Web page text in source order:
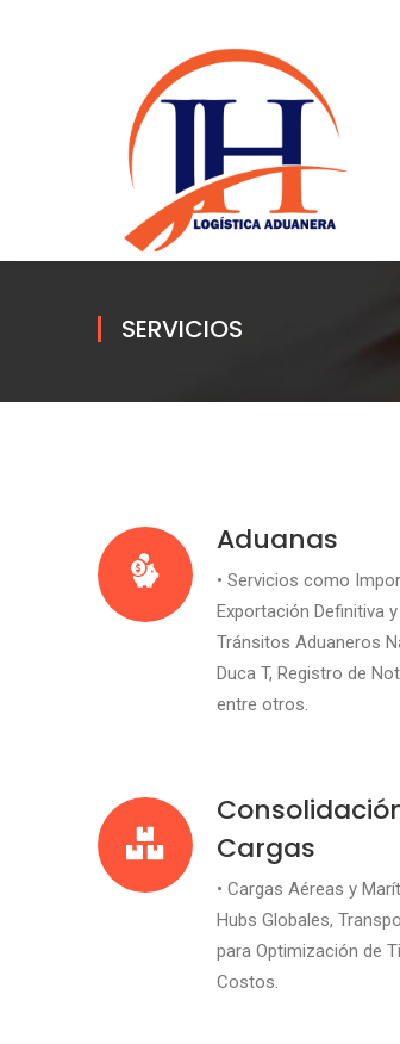
SERVICIOS
Aduanas
• Servicios como
Exportación Definitiva
Tránsitos Aduaneros
Duca T, Registro de
entre otros.
Cargas
• Cargas Aéreas y
Hubs Globales,
para Optimización de
Costos.